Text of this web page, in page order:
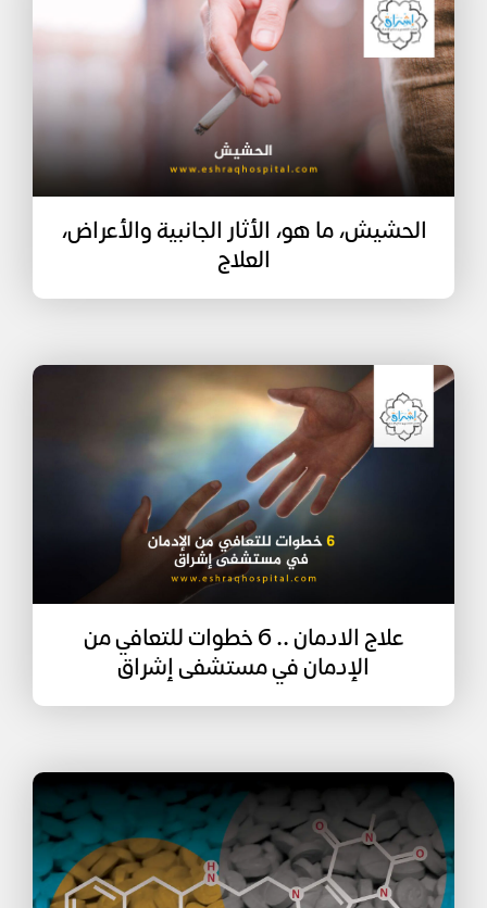
الحشيش، ما هو، الأثار الجانبية والأعراض،
العلاج
علاج الادمان .. 6 خطوات للتعافي من
الإدمان في مستشفى إشراق